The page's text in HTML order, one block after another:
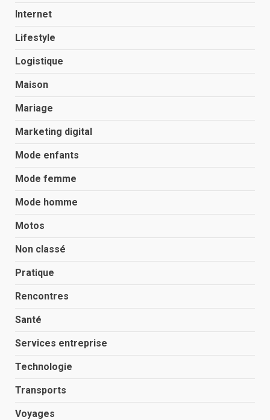
Internet
Lifestyle
Logistique
Maison
Mariage
Marketing digital
Mode enfants
Mode femme
Mode homme
Motos
Non classé
Pratique
Rencontres
Santé
Services entreprise
Technologie
Transports
Voyages